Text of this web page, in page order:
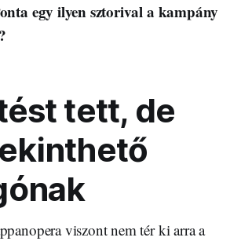
egy ilyen sztorival a kampány
tett, de
viszont nem tér ki arra a